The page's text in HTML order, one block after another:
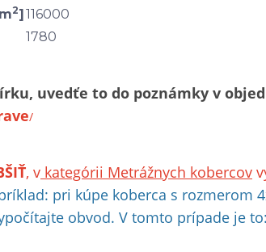
2]116000
1780
uvedťe to do poznámky v
/
, v kategórii Metrážnych kobercov
pri kúpe koberca s rozmerom
jte obvod. V tomto prípade je